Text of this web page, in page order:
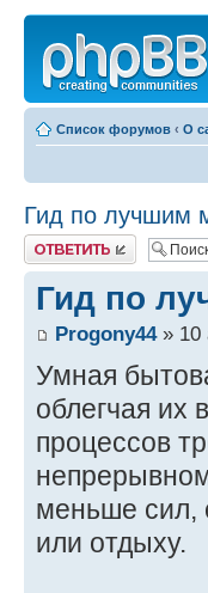
Список форумов ‹ О
Гид по лучшим
Ответить
Гид по
Progony44» 10
Умная
облегчая их
процессов
меньше сил,
или отдыху.